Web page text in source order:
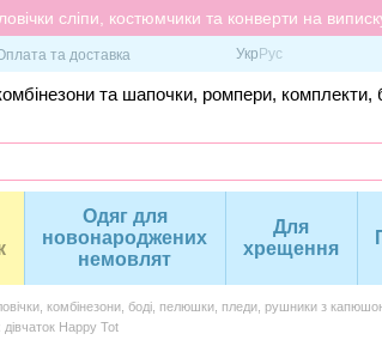
сліпи, костюмчики та конверти на
та доставка Укр Рус
та шапочки, ромпери, комплекти,
Одяг для
новонароджених
немовлят
Для
хрещення
комбінезони, боді, пелюшки, пледи, рушники з
Happy Tot